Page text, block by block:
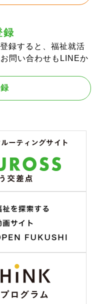
録
録すると、福祉就活
問い合わせもLINEか